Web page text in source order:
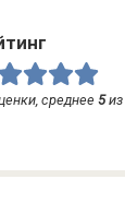
среднее 5из